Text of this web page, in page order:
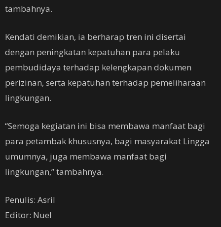
tambahnya.
Kendati demikian, ia berharap tren ini disertai
dengan peningkatan kepatuhan para pelaku
pembudidaya terhadap kelengkapan dokumen
perizinan, serta kepatuhan terhadap pemeliharaan
lingkungan.
“Semoga kegiatan ini bisa membawa manfaat bagi
para petambak khususnya, bagi masyarakat Lingga
umumnya, juga membawa manfaat bagi
lingkungan,” tambahnya.
Penulis: Asril
Editor: Nuel